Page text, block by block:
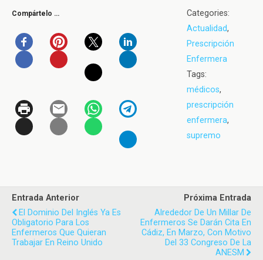
Compártelo …
Categories:
Actualidad,
Prescripción
Enfermera
Tags:
médicos,
prescripción
enfermera,
supremo
Entrada Anterior
El Dominio Del Inglés Ya Es
Obligatorio Para Los
Enfermeros Que Quieran
Trabajar En Reino Unido
Próxima Entrada
Alrededor De Un Millar De
Enfermeros Se Darán Cita En
Cádiz, En Marzo, Con Motivo
Del 33 Congreso De La
ANESM